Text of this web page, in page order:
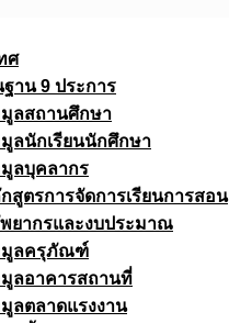
ศ
าน 9 ประการ
ลสถานศึกษา
ลนักเรียนนักศึกษา
ลบุคลากร
สูตรการจัดการเรียนการสอน
ยากรและงบประมาณ
ลครุภัณฑ์
ลอาคารสถานที่
ลตลาดแรงงาน